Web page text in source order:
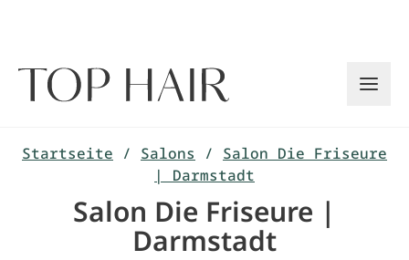
Startseite / Salons / Salon Die Friseure
| Darmstadt
Salon Die Friseure |
Darmstadt